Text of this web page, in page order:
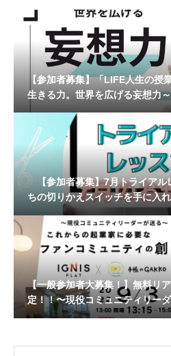
【参加者募集】「LIFE人生の授
生きる力。世界を広げる妄想力～
【参加者募集】7月トライアル
ちの切りかえスイッチを手に入
マを卒業◇〜
【一般参加者大募集！】無料リ
定！！〜現役コミュニティリー
業家に必要なファンコミュニティ